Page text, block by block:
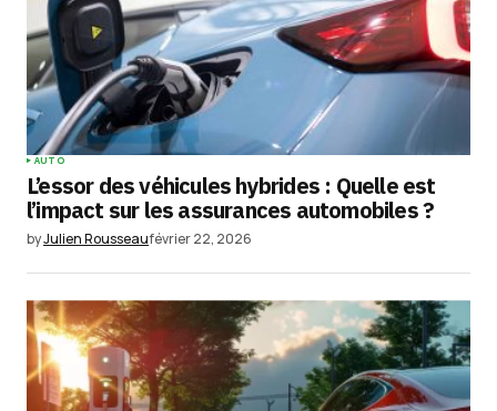
AUTO
L’essor des véhicules hybrides : Quelle est
l’impact sur les assurances automobiles ?
byJulien Rousseaufévrier 22, 2026